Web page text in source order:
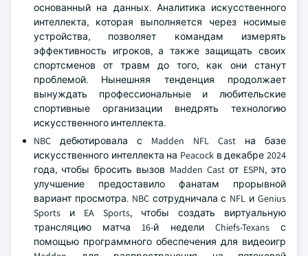
основанный на данных. Аналитика искусственного
интеллекта, которая выполняется через носимые
устройства, позволяет командам измерять
эффективность игроков, а также защищать своих
спортсменов от травм до того, как они станут
проблемой. Нынешняя тенденция продолжает
вынуждать профессиональные и любительские
спортивные организации внедрять технологию
искусственного интеллекта.
NBC дебютировала с Madden NFL Cast на базе
искусственного интеллекта на Peacock в декабре 2024
года, чтобы бросить вызов Madden Cast от ESPN, это
улучшение предоставило фанатам прорывной
вариант просмотра. NBC сотрудничала с NFL и Genius
Sports и EA Sports, чтобы создать виртуальную
трансляцию матча 16-й недели Chiefs-Texans с
помощью программного обеспечения для видеоигр